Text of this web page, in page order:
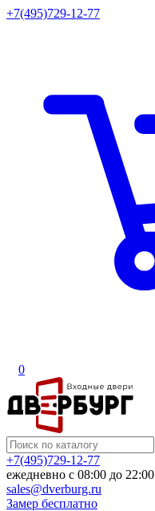
+7(495)729-12-77
0
+7(495)729-12-77
ежедневно с 08:00 до 22:00
sales@dverburg.ru
Замер бесплатно